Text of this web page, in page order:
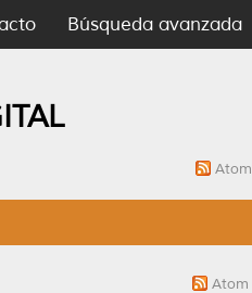
Búsqueda avanzada
Atom
Atom